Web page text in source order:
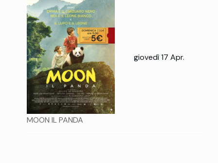
MOON IL PANDA
giovedì 17 Apr.